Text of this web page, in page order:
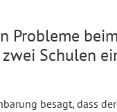
Probleme
Schulen
besagt, dass